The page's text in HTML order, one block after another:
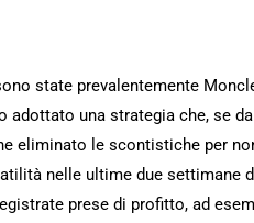
state prevalentemente
adottato una strategia che, se
eliminato le scontistiche per
nelle ultime due
prese di profitto, ad